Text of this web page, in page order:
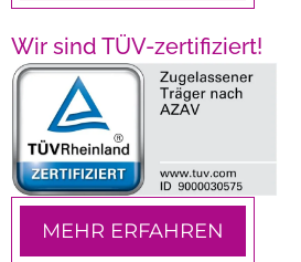
Wir sind TÜV-zertifiziert!
MEHR ERFAHREN